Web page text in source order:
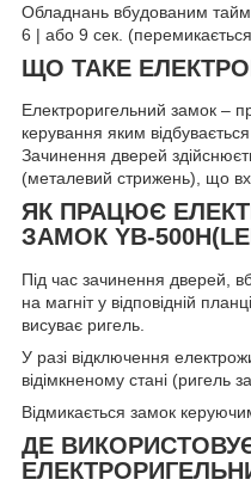
Обладнань вбудованим
6 | або 9 сек.
ЩО ТАКЕ
Електроригельний замок –
керування яким
Зачинення дверей
(металевий стрижень), що
ЯК ПРАЦЮЄ
ЗАМОК YB-
Під час зачинення дверей,
на магніт у відповідній
висуває ригель.
У разі відключення
відімкненому стані (ригель
Відмикається замок
ДЕ